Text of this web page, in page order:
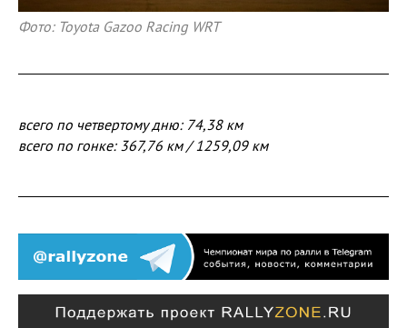
Фото: Toyota Gazoo Racing WRT
всего по четвертому дню: 74,38 км
всего по гонке: 367,76 км / 1259,09 км